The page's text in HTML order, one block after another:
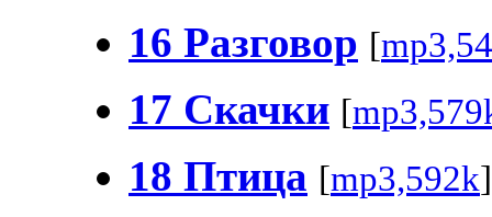
16 Разговор [
17 Скачки [
18 Птица [mp3,592k